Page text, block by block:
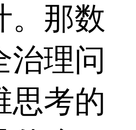
。那数
治理问
思考的